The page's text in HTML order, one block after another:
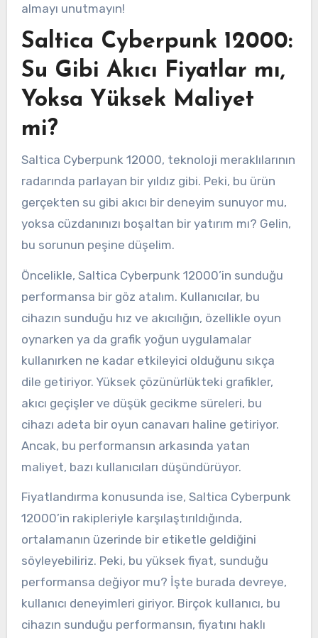
almayı unutmayın!
Saltica Cyberpunk 12000:
Su Gibi Akıcı Fiyatlar mı,
Yoksa Yüksek Maliyet
mi?
Saltica Cyberpunk 12000, teknoloji meraklılarının
radarında parlayan bir yıldız gibi. Peki, bu ürün
gerçekten su gibi akıcı bir deneyim sunuyor mu,
yoksa cüzdanınızı boşaltan bir yatırım mı? Gelin,
bu sorunun peşine düşelim.
Öncelikle, Saltica Cyberpunk 12000’in sunduğu
performansa bir göz atalım. Kullanıcılar, bu
cihazın sunduğu hız ve akıcılığın, özellikle oyun
oynarken ya da grafik yoğun uygulamalar
kullanırken ne kadar etkileyici olduğunu sıkça
dile getiriyor. Yüksek çözünürlükteki grafikler,
akıcı geçişler ve düşük gecikme süreleri, bu
cihazı adeta bir oyun canavarı haline getiriyor.
Ancak, bu performansın arkasında yatan
maliyet, bazı kullanıcıları düşündürüyor.
Fiyatlandırma konusunda ise, Saltica Cyberpunk
12000’in rakipleriyle karşılaştırıldığında,
ortalamanın üzerinde bir etiketle geldiğini
söyleyebiliriz. Peki, bu yüksek fiyat, sunduğu
performansa değiyor mu? İşte burada devreye,
kullanıcı deneyimleri giriyor. Birçok kullanıcı, bu
cihazın sunduğu performansın, fiyatını haklı